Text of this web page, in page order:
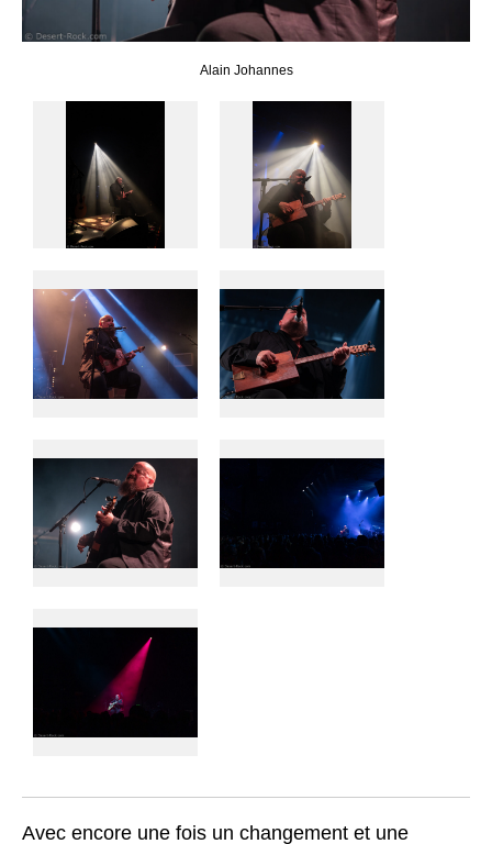
Alain Johannes
Avec encore une fois un changement et une